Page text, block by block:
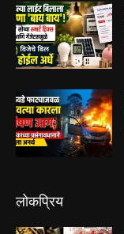
लोकप्रिय